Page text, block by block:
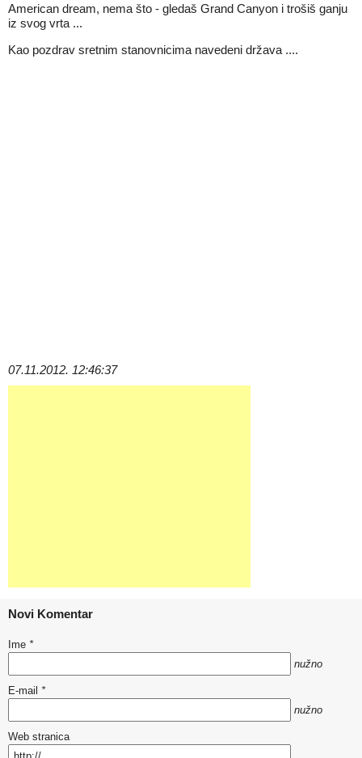
American dream, nema što - gledaš Grand Canyon i trošiš ganju
iz svog vrta ...
Kao pozdrav sretnim stanovnicima navedeni država ....
07.11.2012. 12:46:37
Novi Komentar
Ime *
nužno
E-mail *
nužno
Web stranica